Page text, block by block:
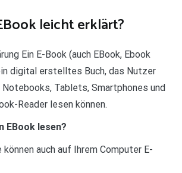
leicht erklärt?
Ein E-Book (auch EBook, Ebook
digital erstelltes Buch, das Nutzer
Tablets, Smartphones und
Reader lesen können.
EBook lesen?
können auch auf Ihrem Computer E-